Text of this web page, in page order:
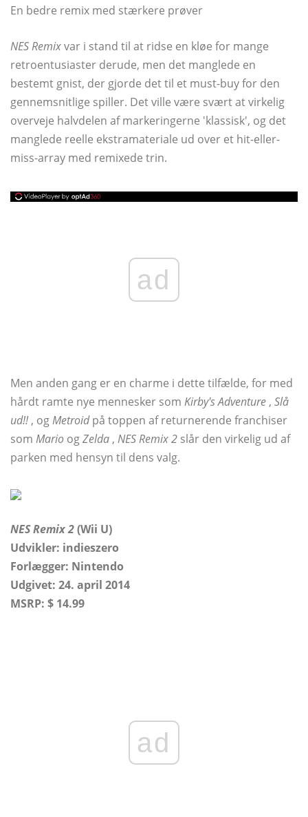
En bedre remix med stærkere prøver
NES Remixvar i stand til at ridse en kløe for mange
retroentusiaster derude, men det manglede en
bestemt gnist, der gjorde det til et must-buy for den
gennemsnitlige spiller. Det ville være svært at virkelig
overveje halvdelen af ​​markeringerne 'klassisk', og det
manglede reelle ekstramateriale ud over et hit-eller-
miss-array med remixede trin.
ad
Men anden gang er en charme i dette tilfælde, for med
hårdt ramte nye mennesker som Kirby's Adventure , Slå
ud!!, ogMetroidpå toppen af ​​returnerende franchiser
som Mario ogZelda , NES Remix 2 slår den virkelig ud af
parken med hensyn til dens valg.
NES Remix 2(Wii U)
Udvikler: indieszero
Forlægger: Nintendo
Udgivet: 24. april 2014
MSRP: $ 14.99
ad